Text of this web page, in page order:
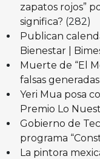
zapatos rojos”
significa? (282)
Publican
Bienestar |
Muerte de “El
falsas
Yeri Mua posa
Premio Lo
Gobierno de
programa
La pintora